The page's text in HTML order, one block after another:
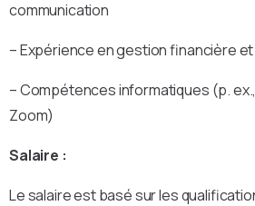
communication
– Expérience en gestion financière
– Compétences informatiques (p.
Zoom)
Salaire :
Le salaire est basé sur les